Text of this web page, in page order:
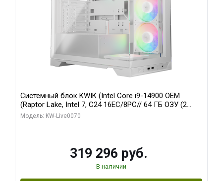
Системный блок KWIK (Intel Core i9-14900 OEM
(Raptor Lake, Intel 7, C24 16EC/8PC// 64 ГБ ОЗУ (2
модуля)/ Gigabyte RTX5080 XTREME WATERFORCE
Модель: KW-Live0070
319 296 руб.
В наличии